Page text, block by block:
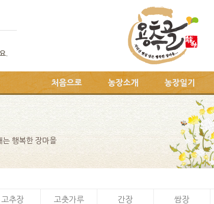
처음으로 농장소개 농장일기
는 행복한 장마을
고추장 고춧가루 간장 쌈장